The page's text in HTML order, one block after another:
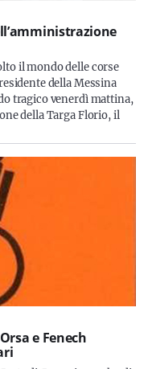
il mondo delle corse
della Messina
tragico venerdì mattina,
della Targa Florio, il
e Fenech